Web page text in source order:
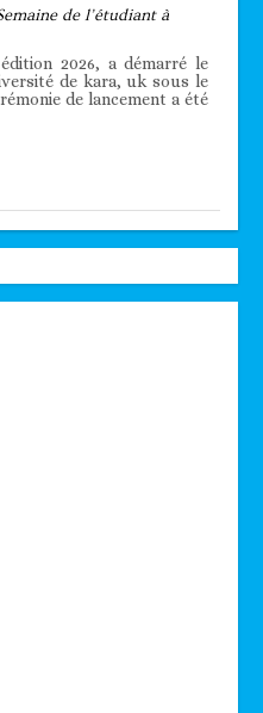
de l’étudiant à
2026, a démarré le
de kara, uk sous le
de lancement a été